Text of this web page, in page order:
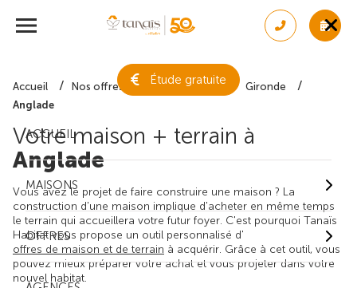
Étude gratuite
ACCUEIL
MAISONS
OFFRES
Accueil Nos offres de maison + terrain
Gironde
Anglade
Votre maison + terrain à
Anglade
Vous avez le projet de faire construire une maison ? La
construction d'une maison implique d'acheter en même temps
le terrain qui accueillera votre futur foyer. C'est pourquoi Tanaïs
Habitat vous propose un outil personnalisé d'
offres de maison et de terrain à acquérir. Grâce à cet outil, vous
pouvez mieux préparer votre achat et vous projeter dans votre
nouvel habitat.